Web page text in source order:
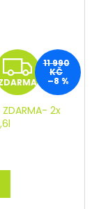
Z
D
11 990
KČ
–8 %
ZDARMA- 2x